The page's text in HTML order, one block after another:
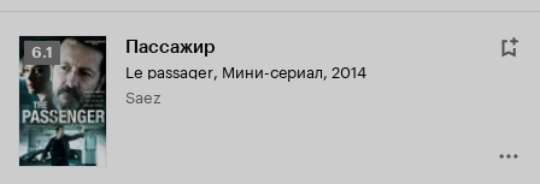
Рейтинг
Кинопоиска
6.1
6.1 Пассажир
Le passager, Мини-сериал, 2014
Saez